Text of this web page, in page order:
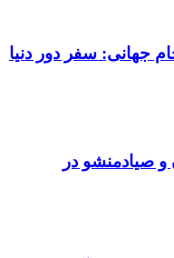
جهانی: سفر دور دنیا
و صیادمنشو در